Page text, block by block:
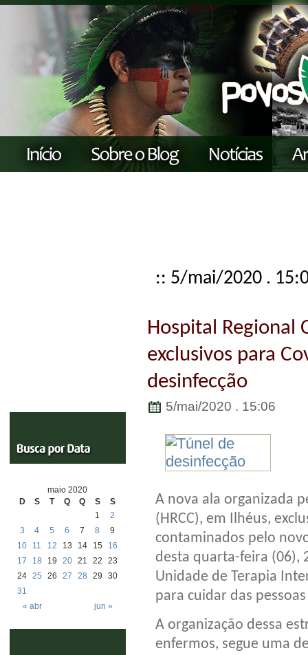
maio 2020
D
S T Q Q S S
« abr jun »
1
2
3
4 5 6 7 8
9
10
11 12 13 14 15
16
17
18 19 20 21 22
23
24 25 26 27 28 29
30
31
:: 5/mai/2020 .
Hospital Regional
exclusivos para
desinfecção
5/mai/2020 . 15:06
A nova ala organizada
(HRCC), em Ilhéus,
contaminados pelo
desta quarta-feira (06),
Unidade de Terapia
para cuidar das
A organização dessa
enfermos, segue uma